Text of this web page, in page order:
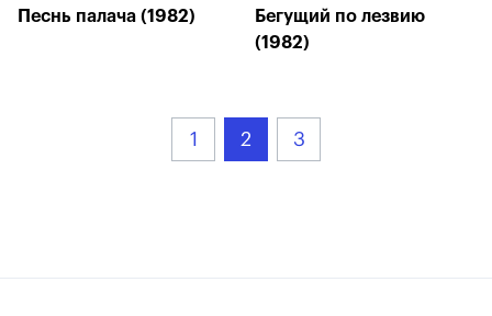
Песнь палача (1982)
Бегущий по лезвию
(1982)
1 2 3